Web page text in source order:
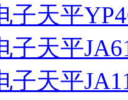
子天平
子天平
子天平